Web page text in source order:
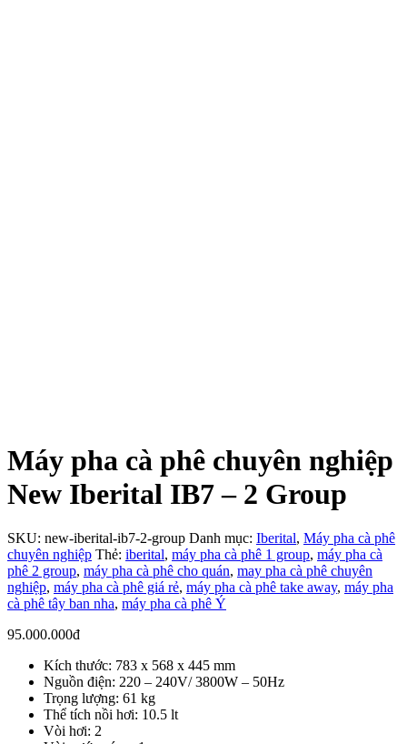
Máy pha cà phê chuyên nghiệp
New Iberital IB7 – 2 Group
SKU: new-iberital-ib7-2-group Danh mục: Iberital, Máy pha cà phê
chuyên nghiệp Thẻ: iberital, máy pha cà phê 1 group, máy pha cà
phê 2 group, máy pha cà phê cho quán, may pha cà phê chuyên
nghiệp, máy pha cà phê giá rẻ, máy pha cà phê take away, máy pha
cà phê tây ban nha, máy pha cà phê Ý
95.000.000đ
Kích thước: 783 x 568 x 445 mm
Nguồn điện: 220 – 240V/ 3800W – 50Hz
Trọng lượng: 61 kg
Thể tích nồi hơi: 10.5 lt
Vòi hơi: 2